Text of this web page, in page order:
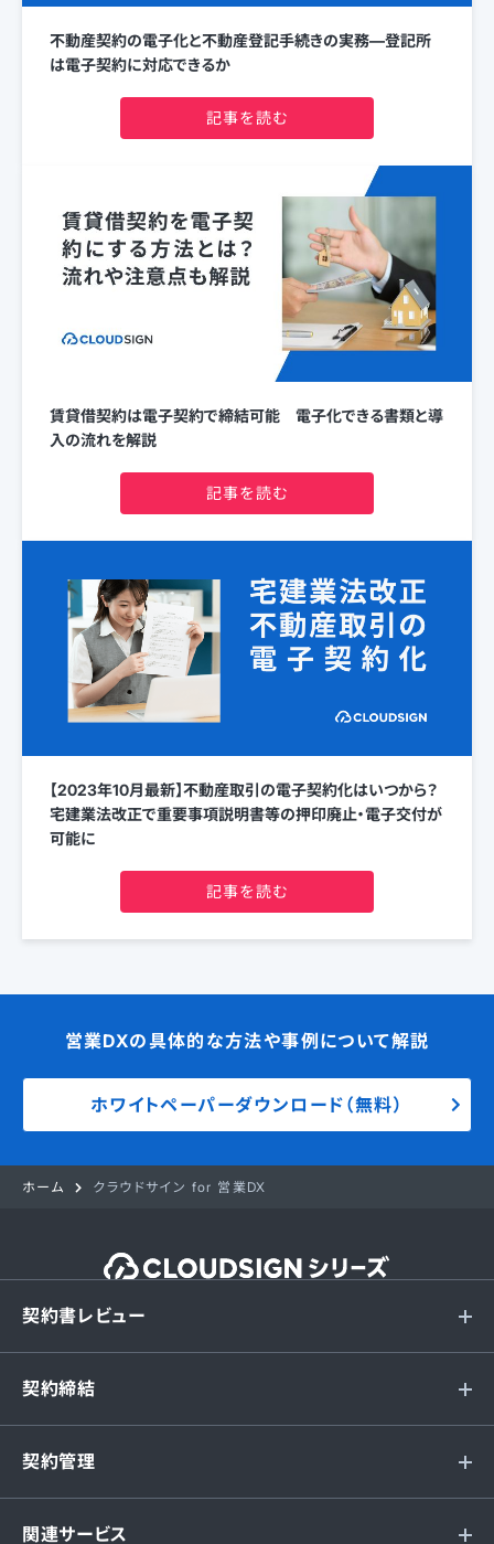
不動産契約の電子化と不動産登記手続きの実務—登記所
は電子契約に対応できるか
記事を読む
賃貸借契約は電子契約で締結可能 電子化できる書類と導
入の流れを解説
記事を読む
【2023年10月最新】不動産取引の電子契約化はいつから？
宅建業法改正で重要事項説明書等の押印廃止・電子交付が
可能に
記事を読む
営業DXの具体的な方法や事例について解説
ホワイトペーパーダウンロード（無料）
ホーム クラウドサイン for 営業DX
契約書レビュー
契約締結
契約管理
関連サービス